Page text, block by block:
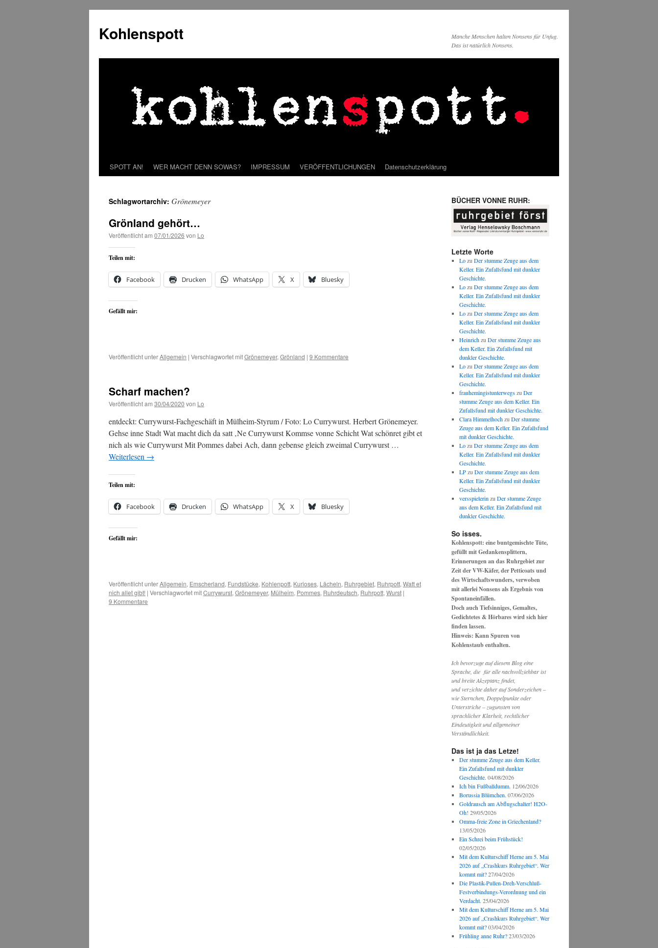
springen
Kohlenspott
Manche Menschen halten Nonsens für Unfug.
Das ist natürlich Nonsens.
SPOTT AN! WER MACHT DENN SOWAS? IMPRESSUM VERÖFFENTLICHUNGEN Datenschutzerklärung
Schlagwortarchiv: Grönemeyer
Grönland gehört…
Veröffentlicht am 07/01/2026 von Lo
Teilen mit:
Facebook Drucken WhatsApp X Bluesky
Gefällt mir:
Veröffentlicht unterAllgemein | Verschlagwortet mitGrönemeyer, Grönland | 9 Kommentare
Scharf machen?
Veröffentlicht am 30/04/2020 von Lo
entdeckt: Currywurst-Fachgeschäft in Mülheim-Styrum / Foto: Lo Currywurst. Herbert Grönemeyer.
Gehse inne Stadt Wat macht dich da satt ‚Ne Currywurst Kommse vonne Schicht Wat schönret gibt et
nich als wie Currywurst Mit Pommes dabei Ach, dann gebense gleich zweimal Currywurst …
Weiterlesen →
Teilen mit:
Facebook Drucken WhatsApp X Bluesky
Gefällt mir:
Veröffentlicht unterAllgemein, Emscherland, Fundstücke, Kohlenpott, Kurioses, Lächeln, Ruhrgebiet, Ruhrpott, Watt et
nich allet gibt! | Verschlagwortet mitCurrywurst, Grönemeyer, Mülheim, Pommes, Ruhrdeutsch, Ruhrpott, Wurst |
9 Kommentare
BÜCHER VONNE RUHR:
Letzte Worte
LozuDer stumme Zeuge aus dem
Keller. Ein Zufallsfund mit dunkler
Geschichte.
LozuDer stumme Zeuge aus dem
Keller. Ein Zufallsfund mit dunkler
Geschichte.
LozuDer stumme Zeuge aus dem
Keller. Ein Zufallsfund mit dunkler
Geschichte.
HeinrichzuDer stumme Zeuge aus
dem Keller. Ein Zufallsfund mit
dunkler Geschichte.
LozuDer stumme Zeuge aus dem
Keller. Ein Zufallsfund mit dunkler
Geschichte.
frauhemingistunterwegszuDer
stumme Zeuge aus dem Keller. Ein
Zufallsfund mit dunkler Geschichte.
Clara HimmelhochzuDer stumme
Zeuge aus dem Keller. Ein Zufallsfund
mit dunkler Geschichte.
LozuDer stumme Zeuge aus dem
Keller. Ein Zufallsfund mit dunkler
Geschichte.
LPzuDer stumme Zeuge aus dem
Keller. Ein Zufallsfund mit dunkler
Geschichte.
versspielerinzuDer stumme Zeuge
aus dem Keller. Ein Zufallsfund mit
dunkler Geschichte.
So isses.
Kohlenspott: eine buntgemischte Tüte,
gefüllt mit Gedankensplittern,
Erinnerungen an das Ruhrgebiet zur
Zeit der VW-Käfer, der Petticoats und
des Wirtschaftswunders, verwoben
mit allerlei Nonsens als Ergebnis von
Spontaneinfällen.
Doch auch Tiefsinniges, Gemaltes,
Gedichtetes & Hörbares wird sich hier
finden lassen.
Hinweis: Kann Spuren von
Kohlenstaub enthalten.
Ich bevorzuge auf diesem Blog eine
Sprache, die für alle nachvollziehbar ist
und breite Akzeptanz findet,
und verzichte daher auf Sonderzeichen –
wie Sternchen, Doppelpunkte oder
Unterstriche – zugunsten von
sprachlicher Klarheit, rechtlicher
Eindeutigkeit und allgemeiner
Verständlichkeit.
Das ist ja das Letze!
Der stumme Zeuge aus dem Keller.
Ein Zufallsfund mit dunkler
Geschichte. 04/08/2026
Ich bin Fußballdumm. 12/06/2026
Borussia Blümchen. 07/06/2026
Goldrausch am Abflugschalter! H2O-
Oh! 29/05/2026
Omma-freie Zone in Griechenland?
13/05/2026
Ein Schrei beim Frühstück!
02/05/2026
Mit dem Kulturschiff Herne am 5. Mai
2026 auf „Crashkurs Ruhrgebiet“. Wer
kommt mit? 27/04/2026
Die Plastik-Pullen-Dreh-Verschluß-
Festverbindungs-Verordnung und ein
Verdacht. 25/04/2026
Mit dem Kulturschiff Herne am 5. Mai
2026 auf „Crashkurs Ruhrgebiet“. Wer
kommt mit? 03/04/2026
Frühling anne Ruhr? 23/03/2026